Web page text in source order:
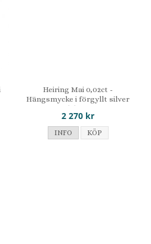
Heiring Mai 0,02ct -
Hängsmycke i förgyllt silver
med diamant
2 270 kr
INFO KÖP